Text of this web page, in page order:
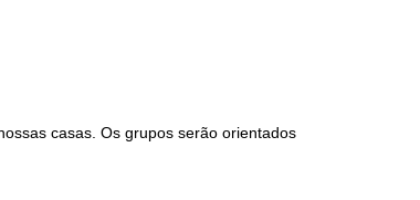
casas. Os grupos serão orientados